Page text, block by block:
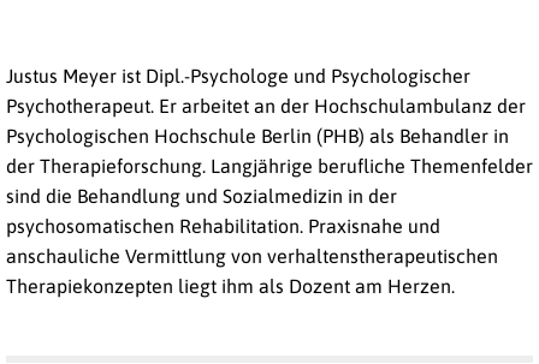
Justus Meyer ist Dipl.-Psychologe und Psychologischer
Psychotherapeut. Er arbeitet an der Hochschulambulanz der
Psychologischen Hochschule Berlin (PHB) als Behandler in
der Therapieforschung. Langjährige berufliche Themenfelder
sind die Behandlung und Sozialmedizin in der
psychosomatischen Rehabilitation. Praxisnahe und
anschauliche Vermittlung von verhaltenstherapeutischen
Therapiekonzepten liegt ihm als Dozent am Herzen.